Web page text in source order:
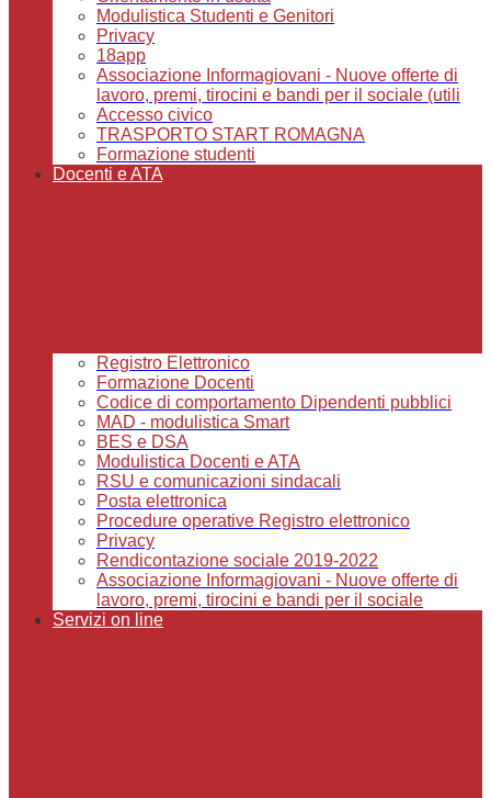
Modulistica Studenti e Genitori
Privacy
18app
Associazione Informagiovani - Nuove offerte di
lavoro, premi, tirocini e bandi per il sociale (utili
Accesso civico
TRASPORTO START ROMAGNA
Formazione studenti
Docenti e ATA
Registro Elettronico
Formazione Docenti
Codice di comportamento Dipendenti pubblici
MAD - modulistica Smart
BES e DSA
Modulistica Docenti e ATA
RSU e comunicazioni sindacali
Posta elettronica
Procedure operative Registro elettronico
Privacy
Rendicontazione sociale 2019-2022
Associazione Informagiovani - Nuove offerte di
lavoro, premi, tirocini e bandi per il sociale
Servizi on line